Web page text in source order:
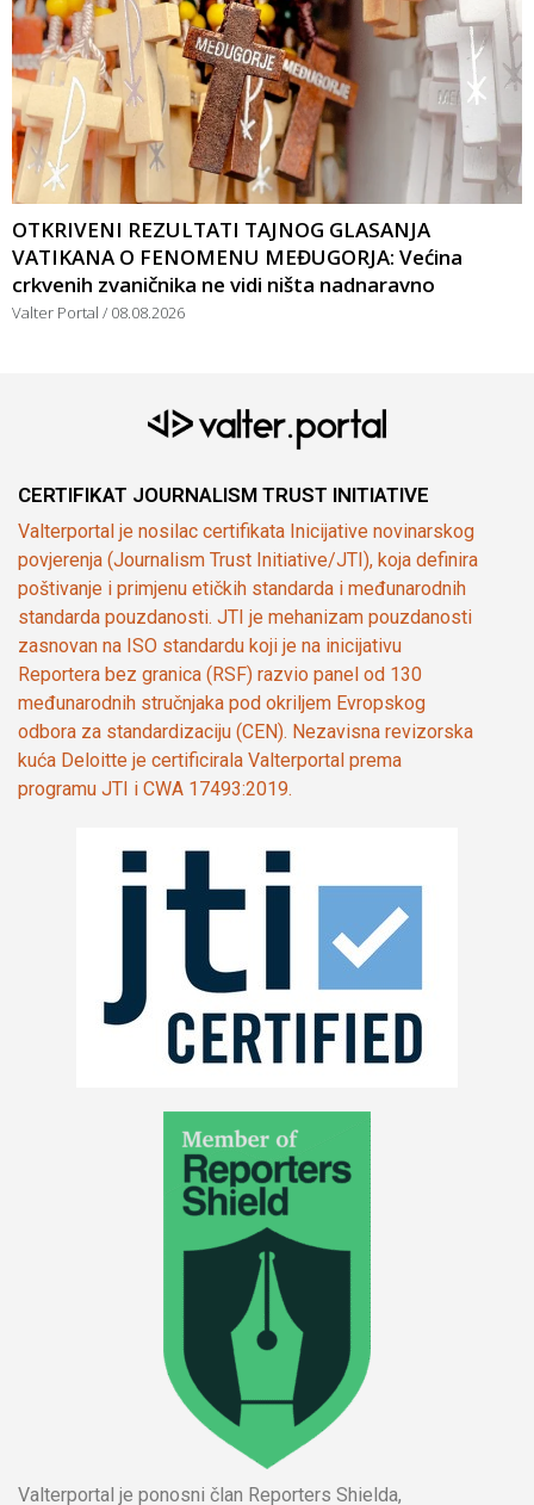
OTKRIVENI REZULTATI TAJNOG GLASANJA
VATIKANA O FENOMENU MEĐUGORJA: Većina
crkvenih zvaničnika ne vidi ništa nadnaravno
Valter Portal 08.08.2026
CERTIFIKAT JOURNALISM TRUST INITIATIVE
Valterportal je nosilac certifikata Inicijative novinarskog
povjerenja (Journalism Trust Initiative/JTI), koja definira
poštivanje i primjenu etičkih standarda i međunarodnih
standarda pouzdanosti. JTI je mehanizam pouzdanosti
zasnovan na ISO standardu koji je na inicijativu
Reportera bez granica (RSF) razvio panel od 130
međunarodnih stručnjaka pod okriljem Evropskog
odbora za standardizaciju (CEN). Nezavisna revizorska
kuća Deloitte je certificirala Valterportal prema
programu JTI i CWA 17493:2019.
Valterportal je ponosni član Reporters Shielda,